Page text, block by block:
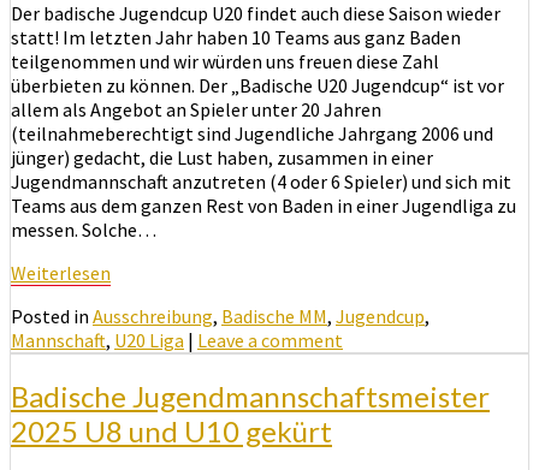
Der badische Jugendcup U20 findet auch diese Saison wieder
statt! Im letzten Jahr haben 10 Teams aus ganz Baden
teilgenommen und wir würden uns freuen diese Zahl
überbieten zu können. Der „Badische U20 Jugendcup“ ist vor
allem als Angebot an Spieler unter 20 Jahren
(teilnahmeberechtigt sind Jugendliche Jahrgang 2006 und
jünger) gedacht, die Lust haben, zusammen in einer
Jugendmannschaft anzutreten (4 oder 6 Spieler) und sich mit
Teams aus dem ganzen Rest von Baden in einer Jugendliga zu
messen. Solche…
Weiterlesen
Posted in Ausschreibung, Badische MM, Jugendcup,
Mannschaft, U20 Liga | Leave a comment
Badische Jugendmannschaftsmeister
2025 U8 und U10 gekürt